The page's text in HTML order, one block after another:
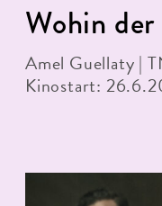
Wohin
Amel Guellaty |
Kinostart: